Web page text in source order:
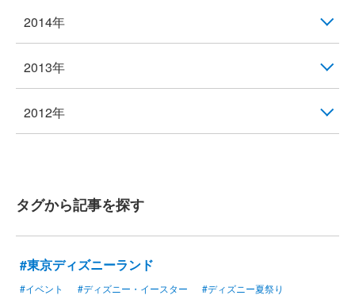
2014年
2013年
2012年
タグから記事を探す
#東京ディズニーランド
#イベント #ディズニー・イースター
#ディズニー夏祭り